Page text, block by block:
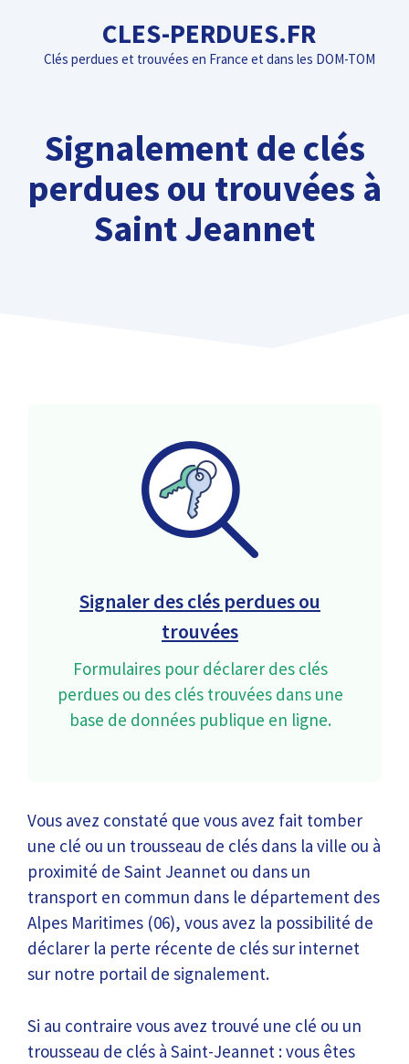
contenu
CLES-PERDUES.FR
Clés perdues et trouvées en France et dans les DOM-TOM
Signalement de clés
perdues ou trouvées à
Saint Jeannet
Signaler des clés perdues ou
trouvées
Formulaires pour déclarer des clés
perdues ou des clés trouvées dans une
base de données publique en ligne.
Vous avez constaté que vous avez fait tomber
une clé ou un trousseau de clés dans la ville ou à
proximité de Saint Jeannet ou dans un
transport en commun dans le département des
Alpes Maritimes (06), vous avez la possibilité de
déclarer la perte récente de clés sur internet
sur notre portail de signalement.
Si au contraire vous avez trouvé une clé ou un
trousseau de clés à Saint-Jeannet : vous êtes